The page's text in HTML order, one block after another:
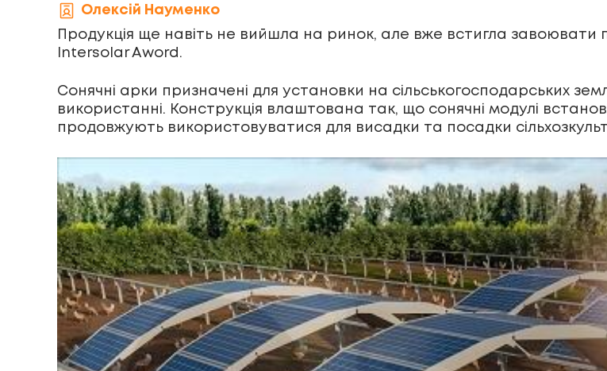
Олексій Науменко
Продукція ще навіть не вийшла на ринок, але вже встигла
Intersolar Aword.
Сонячні арки призначені для установки на сільськогосподарських
використанні. Конструкція влаштована так, що сонячні модулі
продовжують використовуватися для висадки та посадки